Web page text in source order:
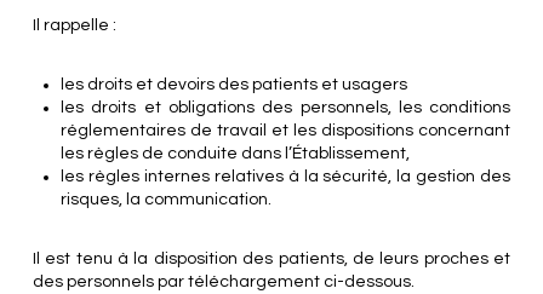
Il rappelle :
les droits et devoirs des patients et usagers
les droits et obligations des personnels, les conditions
réglementaires de travail et les dispositions concernant
les règles de conduite dans l’Établissement,
les règles internes relatives à la sécurité, la gestion des
risques, la communication.
Il est tenu à la disposition des patients, de leurs proches et
des personnels par téléchargement ci-dessous.